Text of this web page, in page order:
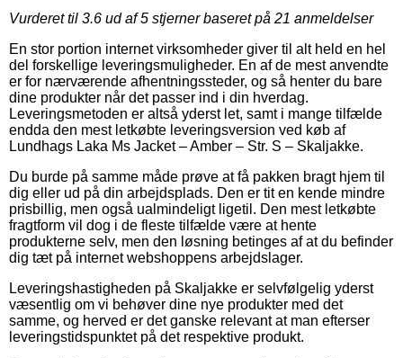
Vurderet til 3.6 ud af 5 stjerner baseret på 21 anmeldelser
En stor portion internet virksomheder giver til alt held en hel
del forskellige leveringsmuligheder. En af de mest anvendte
er for nærværende afhentningssteder, og så henter du bare
dine produkter når det passer ind i din hverdag.
Leveringsmetoden er altså yderst let, samt i mange tilfælde
endda den mest letkøbte leveringsversion ved køb af
Lundhags Laka Ms Jacket – Amber – Str. S – Skaljakke.
Du burde på samme måde prøve at få pakken bragt hjem til
dig eller ud på din arbejdsplads. Den er tit en kende mindre
prisbillig, men også ualmindeligt ligetil. Den mest letkøbte
fragtform vil dog i de fleste tilfælde være at hente
produkterne selv, men den løsning betinges af at du befinder
dig tæt på internet webshoppens arbejdslager.
Leveringshastigheden på Skaljakke er selvfølgelig yderst
væsentlig om vi behøver dine nye produkter med det
samme, og herved er det ganske relevant at man efterser
leveringstidspunktet på det respektive produkt.